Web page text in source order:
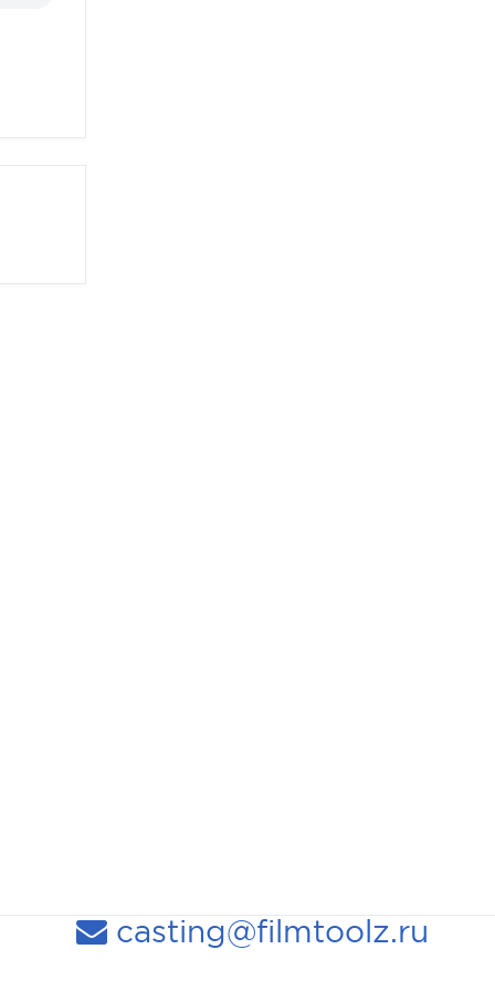
casting@filmtoolz.ru